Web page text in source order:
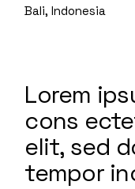
Bali, Indonesia
Lorem
cons
elit, sed
tempor